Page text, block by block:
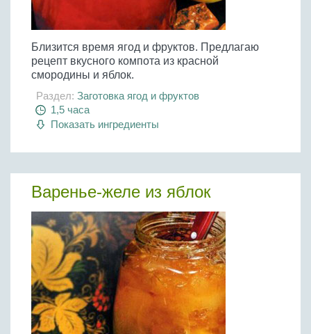
Близится время ягод и фруктов. Предлагаю
рецепт вкусного компота из красной
смородины и яблок.
Раздел: Заготовка ягод и фруктов
1,5 часа
Показать ингредиенты
Варенье-желе из яблок